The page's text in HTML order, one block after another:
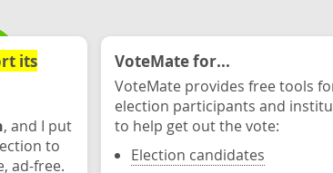
its
, and I put
to
ad-free.
VoteMate for...
VoteMate provides free tools
election participants and
to help get out the vote:
Election candidates